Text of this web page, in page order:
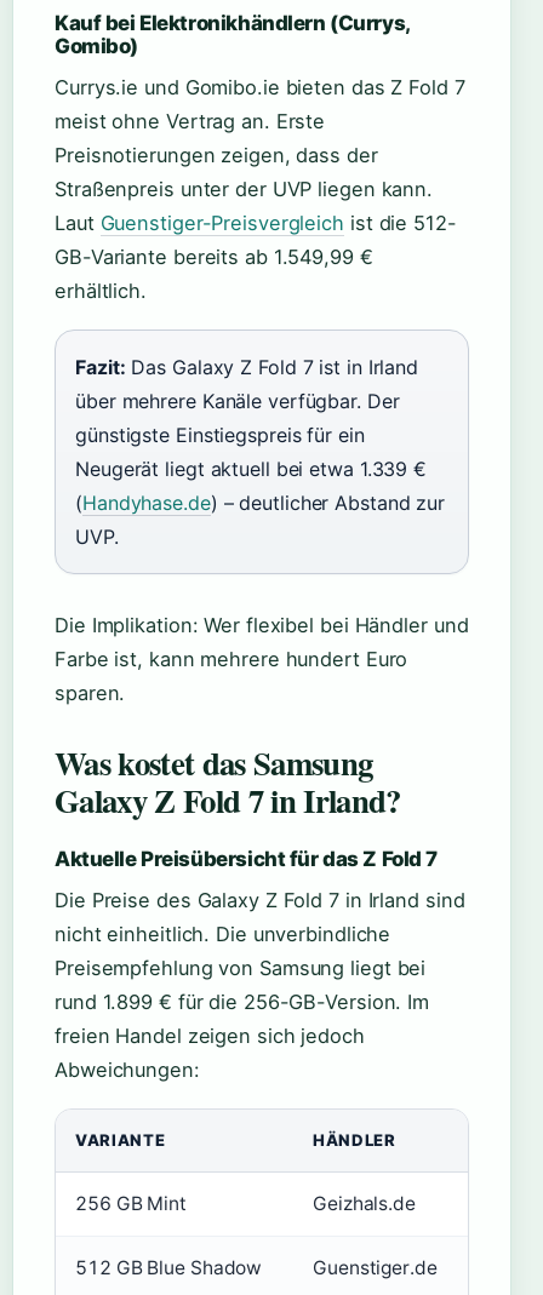
Kauf bei Elektronikhändlern (Currys,
Gomibo)
Currys.ie und Gomibo.ie bieten das Z Fold 7
meist ohne Vertrag an. Erste
Preisnotierungen zeigen, dass der
Straßenpreis unter der UVP liegen kann.
Laut Guenstiger-Preisvergleich ist die 512-
GB-Variante bereits ab 1.549,99 €
erhältlich.
Fazit: Das Galaxy Z Fold 7 ist in Irland
über mehrere Kanäle verfügbar. Der
günstigste Einstiegspreis für ein
Neugerät liegt aktuell bei etwa 1.339 €
(Handyhase.de) – deutlicher Abstand zur
UVP.
Die Implikation: Wer flexibel bei Händler und
Farbe ist, kann mehrere hundert Euro
sparen.
Was kostet das Samsung
Galaxy Z Fold 7 in Irland?
Aktuelle Preisübersicht für das Z Fold 7
Die Preise des Galaxy Z Fold 7 in Irland sind
nicht einheitlich. Die unverbindliche
Preisempfehlung von Samsung liegt bei
rund 1.899 € für die 256-GB-Version. Im
freien Handel zeigen sich jedoch
Abweichungen:
VARIANTE HÄNDLER
256 GB Mint Geizhals.de
512 GB Blue Shadow Guenstiger.de